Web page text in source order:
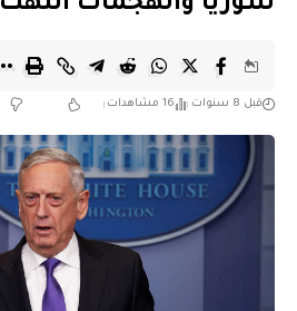
قبل 8 سنوات 16 مشاهدات